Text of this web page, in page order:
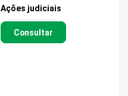
Ações judiciais
Consultar